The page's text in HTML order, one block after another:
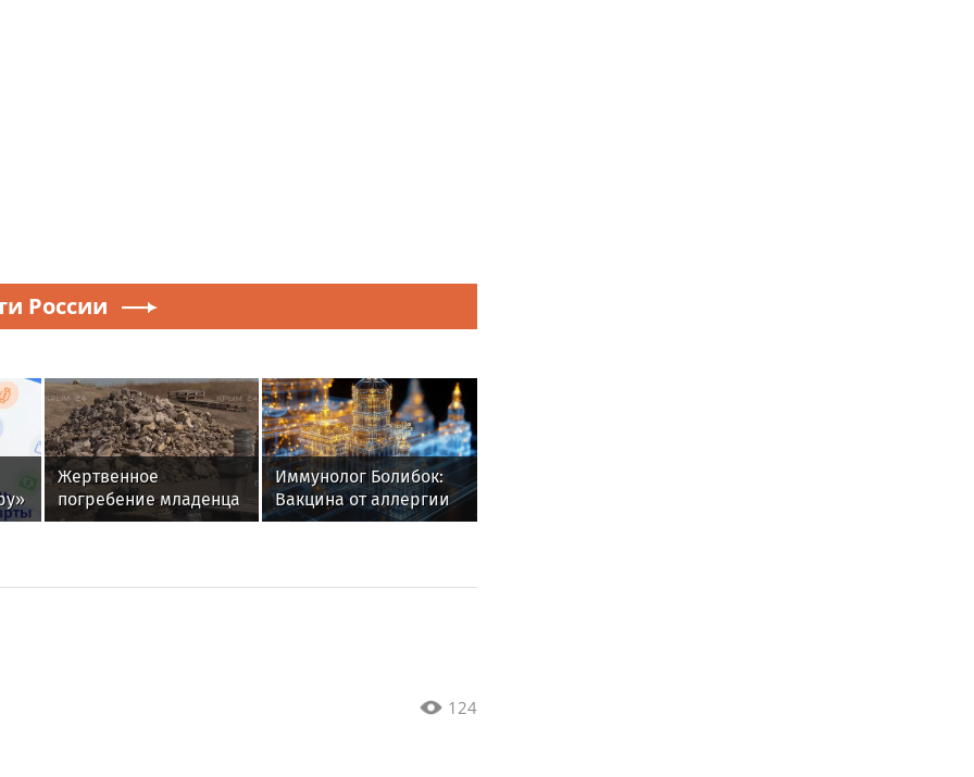
России
Жертвенное
погребение младенца
обнаружили
обнаружили останки
Иммунолог Болибок:
Вакцина от аллергии
на животных не
124